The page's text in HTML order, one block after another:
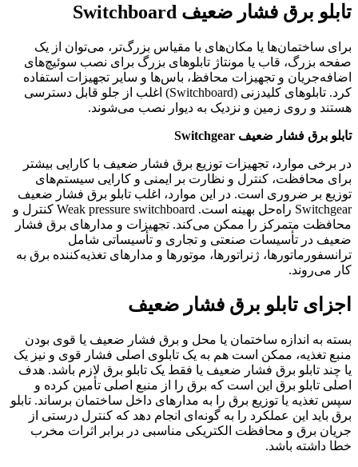
تابلو برق فشار ضعیف Switchboard
برای ساختمان‌ها یا مکان‌های با مقیاس بزرگ‌تر، می‌توان از یک
صفحه بزرگ، قاب یا مونتاژ تابلوهای بزرگ برای نصب سوئیچ‌های
اضافه‌جریان و تجهیزات محافظ، باس‌ها و سایر تجهیزات استفاده
کرد. تابلوهای کلیدزنی (Switchboard) اغلب از جلو قابل دسترسی
هستند و روی زمین و نزدیک به دیوار نصب می‌شوند.
تابلو برق فشار ضعیف Switchgear
در برخی موارد، تجهیزات توزیع برق فشار ضعیف با کارایی بیشتر
برای محافظت، کنترل و نظارت بر ایمنی و کارایی سیستم‌های
توزیع بر ضروری است. در این موارد، اغلب تابلو برق فشار ضعیف
Switchgear راه‌حل بهینه است. Weak pressure switchboard کنترل و
محافظت متمرکز را ممکن می‌کند. تجهیزات و مدارهای برق فشار
ضعیف در تأسیسات صنعتی و تجاری و تأسیساتی شامل
ترانسفورماتورها، ژنراتورها، موتورها و مدارهای تغذیه‌کننده برق به
کار می‌روند.
اجزای تابلو برق فشار ضعیف
بسته به اندازه ساختمان یا محل و برق فشار ضعیف یا قوی بودن
منبع تغذیه، ممکن است هم به یک تابلوی اصلی فشار قوی و نیز یک
یا چند تابلو برق فشار ضعیف یا فقط یک تابلو برق لازم باشد. هدف
اصلی تابلو برق این است که برق را از منبع اصلی تأمین کرده و
سپس تغذیه یا توزیع برق را به مدارهای داخل ساختمان برساند. تابلو
برق باید این عملکرد را به گونه‌ای انجام دهد که کنترل درستی از
جریان برق و محافظت الکتریکی مناسبی در برابر اثرات مخرب
خطا داشته باشد.